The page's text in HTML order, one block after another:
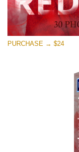
PURCHASE → $24